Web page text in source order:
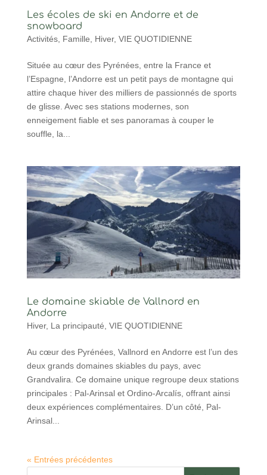
Les écoles de ski en Andorre et de
snowboard
Activités, Famille Hiver, VIE QUOTIDIENNE
Située au cœur des Pyrénées, entre la France et
l’Espagne, l’Andorre est un petit pays de montagne qui
attire chaque hiver des milliers de passionnés de sports
de glisse. Avec ses stations modernes, son
enneigement fiable et ses panoramas à couper le
souffle, la...
Le domaine skiable de Vallnord en
Andorre
Hiver, La principauté VIE QUOTIDIENNE
Au cœur des Pyrénées, Vallnord en Andorre est l’un des
deux grands domaines skiables du pays, avec
Grandvalira. Ce domaine unique regroupe deux stations
principales : Pal-Arinsal et Ordino-Arcalís, offrant ainsi
deux expériences complémentaires. D’un côté, Pal-
Arinsal...
« Entrées précédentes